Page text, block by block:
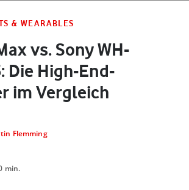
& WEARABLES
vs. Sony WH-
Die High-End-
im Vergleich
Flemming
min.